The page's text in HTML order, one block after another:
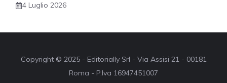
4 Luglio 2026
Copyright © 2025 - Editorially Srl - Via Assisi 21 - 00181
Roma - P.Iva 16947451007